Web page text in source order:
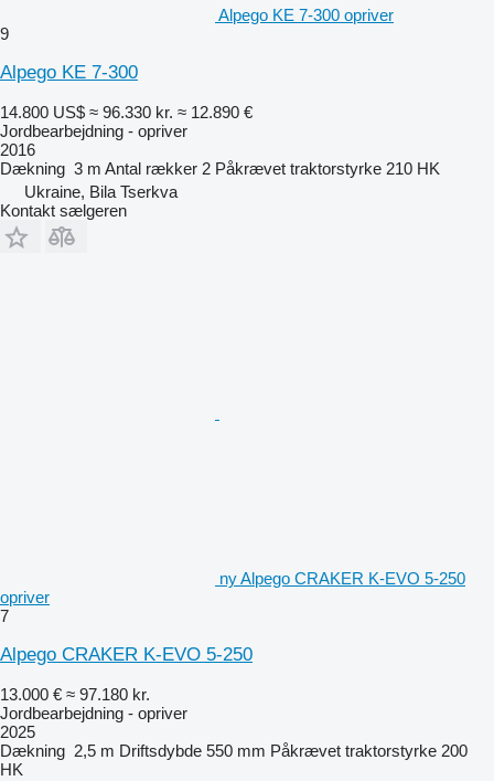
Alpego KE 7-300 opriver
9
Alpego KE 7-300
14.800 US$ ≈ 96.330 kr. ≈ 12.890 €
Jordbearbejdning - opriver
2016
Dækning 3 m Antal rækker 2 Påkrævet traktorstyrke 210 HK
Ukraine, Bila Tserkva
Kontakt sælgeren
ny Alpego CRAKER K-EVO 5-250
opriver
7
Alpego CRAKER K-EVO 5-250
13.000 € ≈ 97.180 kr.
Jordbearbejdning - opriver
2025
Dækning 2,5 m Driftsdybde 550 mm Påkrævet traktorstyrke 200
HK